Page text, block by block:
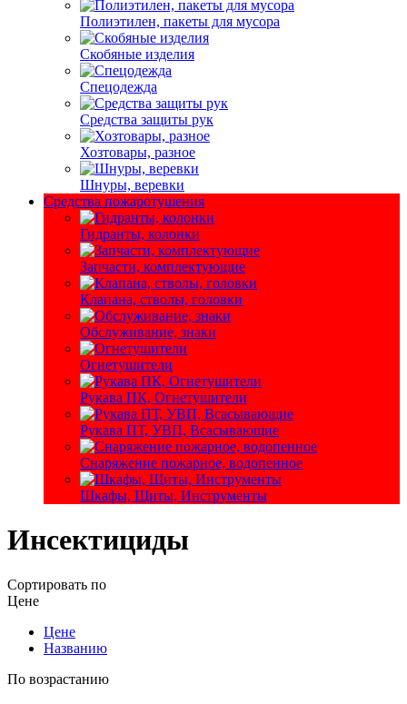
Полиэтилен, пакеты для мусора
Скобяные изделия
Спецодежда
Средства защиты рук
Хозтовары, разное
Шнуры, веревки
Средства пожаротушения
Гидранты, колонки
Запчасти, комплектующие
Клапана, стволы, головки
Обслуживание, знаки
Огнетушители
Рукава ПК, Огнетушители
Рукава ПТ, УВП, Всасывающие
Снаряжение пожарное, водопенное
Шкафы, Щиты, Инструменты
Инсектициды
Сортировать по
Цене
Цене
Названию
По возрастанию